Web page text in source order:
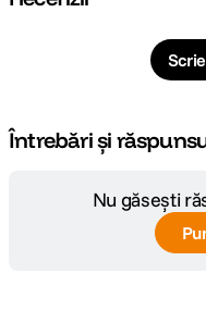
Întrebări și
Nu găsești